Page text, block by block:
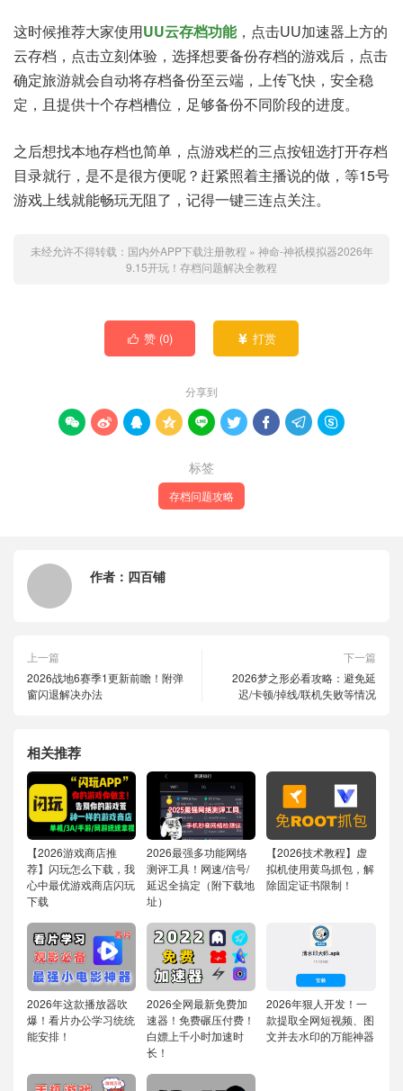
这时候推荐大家使用UU云存档功能，点击UU加速器上方的
云存档，点击立刻体验，选择想要备份存档的游戏后，点击
确定旅游就会自动将存档备份至云端，上传飞快，安全稳
定，且提供十个存档槽位，足够备份不同阶段的进度。
之后想找本地存档也简单，点游戏栏的三点按钮选打开存档
目录就行，是不是很方便呢？赶紧照着主播说的做，等15号
游戏上线就能畅玩无阻了，记得一键三连点关注。
未经允许不得转载： 国内外APP下载注册教程 » 神命-神祇模拟器2026年
9.15开玩！存档问题解决全教程
 赞 (0)  打赏
分享到
        
标签
存档问题攻略
作者： 四百铺
上一篇
2026战地6赛季1更新前瞻！附弹
窗闪退解决办法
下一篇
2026梦之形必看攻略：避免延
迟/卡顿/掉线/联机失败等情况
相关推荐
【2026游戏商店推
荐】闪玩怎么下载，我
心中最优游戏商店闪玩
下载
2026最强多功能网络
测评工具！网速/信号/
延迟全搞定（附下载地
址）
【2026技术教程】虚
拟机使用黄鸟抓包，解
除固定证书限制！
2026年这款播放器吹
爆！看片办公学习统统
能安排！
2026全网最新免费加
速器！免费碾压付费！
白嫖上千小时加速时
长！
2026年狠人开发！一
款提取全网短视频、图
文并去水印的万能神器